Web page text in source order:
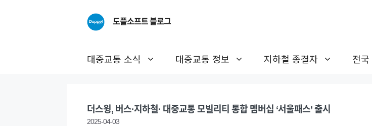
도플소프트 블로그
대중교통 소식 대중교통 정보 지하철 종결자 전
더스윙, 버스·지하철· 대중교통 모빌리티 통합 멤버십 ‘서울패스’ 출시
2025-04-03